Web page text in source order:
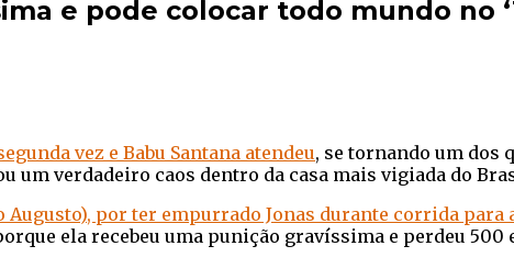
e pode colocar todo mundo no
vez e Babu Santana atendeu, se tornando um dos
um verdadeiro caos dentro da casa mais vigiada do
Augusto), por ter empurrado Jonas durante corrida para
ela recebeu uma punição gravíssima e perdeu 500